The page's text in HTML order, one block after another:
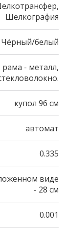
Шелкография
Чёрный/белый
- металл,
купол 96 см
автомат
0.335
виде
- 28 см
0.001